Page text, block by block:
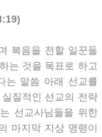
복음을 전할 일꾼들
는 것을 목표로 하고
는 말씀 아래 선교를
질적인 선교의 전략
선교사님들을 위한
마지막 지상 명령이